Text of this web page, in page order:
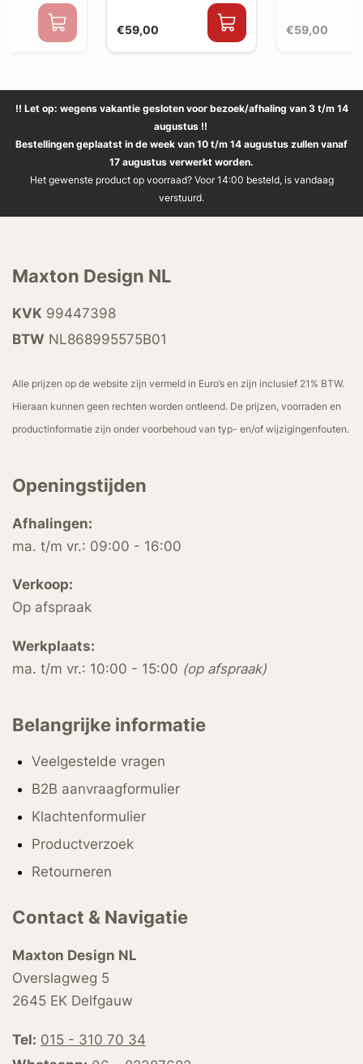
€59,00 €59,00
!! Let op: wegens vakantie gesloten voor bezoek/afhaling van 3 t/m 14
augustus !!
Bestellingen geplaatst in de week van 10 t/m 14 augustus zullen vanaf
17 augustus verwerkt worden.
Het gewenste product op voorraad? Voor 14:00 besteld, is vandaag
verstuurd.
Maxton Design NL
KVK 99447398
BTW NL868995575B01
Alle prijzen op de website zijn vermeld in Euro’s en zijn inclusief 21% BTW.
Hieraan kunnen geen rechten worden ontleend. De prijzen, voorraden en
productinformatie zijn onder voorbehoud van typ- en/of wijzigingenfouten.
Openingstijden
Afhalingen:
ma. t/m vr.: 09:00 - 16:00
Verkoop:
Op afspraak
Werkplaats:
ma. t/m vr.: 10:00 - 15:00 (op afspraak)
Belangrijke informatie
Veelgestelde vragen
B2B aanvraagformulier
Klachtenformulier
Productverzoek
Retourneren
Contact & Navigatie
Maxton Design NL
Overslagweg 5
2645 EK Delfgauw
Tel: 015 - 310 70 34